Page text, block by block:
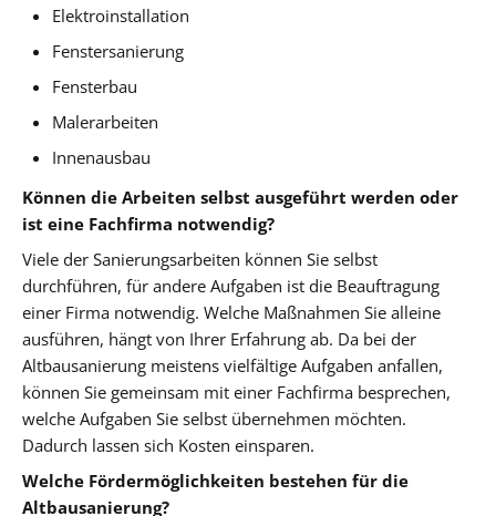
Elektroinstallation
Fenstersanierung
Fensterbau
Malerarbeiten
Innenausbau
Können die Arbeiten selbst ausgeführt werden oder
ist eine Fachfirma notwendig?
Viele der Sanierungsarbeiten können Sie selbst
durchführen, für andere Aufgaben ist die Beauftragung
einer Firma notwendig. Welche Maßnahmen Sie alleine
ausführen, hängt von Ihrer Erfahrung ab. Da bei der
Altbausanierung meistens vielfältige Aufgaben anfallen,
können Sie gemeinsam mit einer Fachfirma besprechen,
welche Aufgaben Sie selbst übernehmen möchten.
Dadurch lassen sich Kosten einsparen.
Welche Fördermöglichkeiten bestehen für die
Altbausanierung?